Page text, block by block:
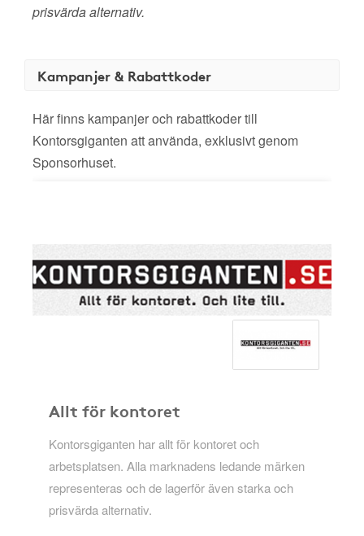
prisvärda alternativ.
Kampanjer & Rabattkoder
Här finns kampanjer och rabattkoder till
Kontorsgiganten att använda, exklusivt genom
Sponsorhuset.
Allt för kontoret
Kontorsgiganten har allt för kontoret och
arbetsplatsen. Alla marknadens ledande märken
representeras och de lagerför även starka och
prisvärda alternativ.